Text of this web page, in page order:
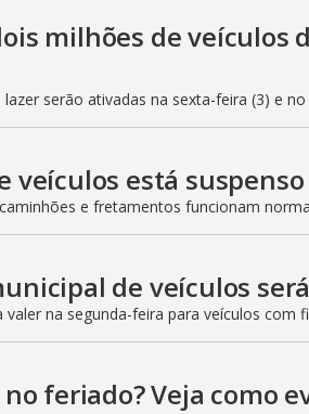
milhões de veículos
lazer serão ativadas na sexta-feira (3) e
veículos está
e fretamentos funcionam
de veículos
valer na segunda-feira para veículos com
feriado? Veja como